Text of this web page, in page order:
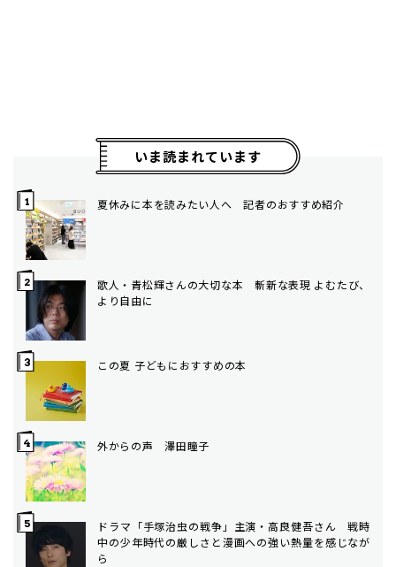
いま読まれています
夏休みに本を読みたい人へ 記者のおすすめ紹介
歌人・青松輝さんの大切な本 斬新な表現 よむたび、
より自由に
この夏 子どもにおすすめの本
外からの声 澤田瞳子
ドラマ「手塚治虫の戦争」主演・高良健吾さん 戦時
中の少年時代の厳しさと漫画への強い熱量を感じなが
ら